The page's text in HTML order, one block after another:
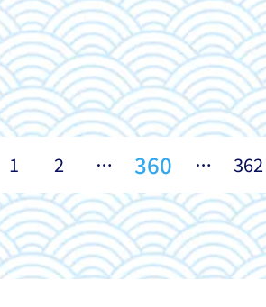
1 2 … 360 … 362